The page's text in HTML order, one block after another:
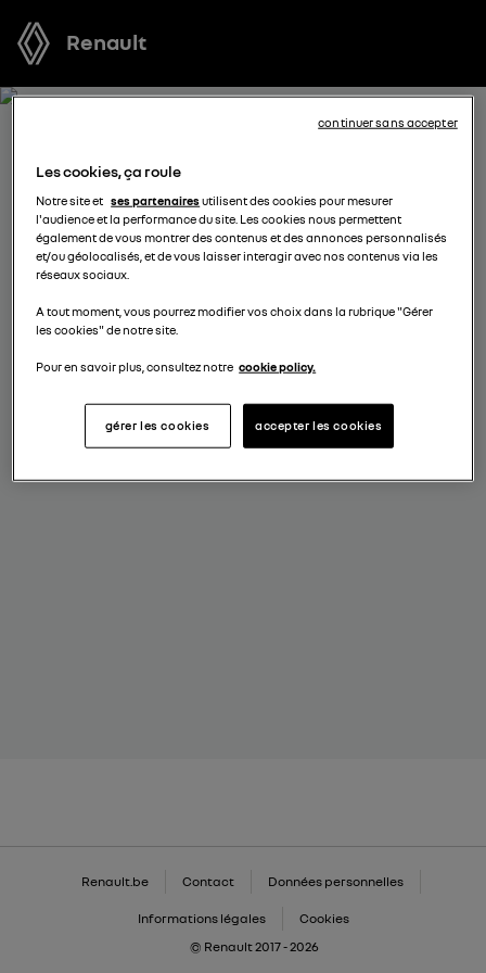
Renault
RECEVEZ GRATUITEMENT
VOTRE OFFRE POUR KANGOO
VAN E-TECH ELECTRIC
proposer l’offre la plus avantageuse, des solutions de
conseiller dans votre projet d’achat.
sélectionnez un distributeur
Renault.be Contact Données personnelles
Informations légales
Cookies
© Renault 2017 - 2026
Les cookies, ça roule
Notre site et ses partenairesutilisent des cookies pour mesurer
l'audience et la performance du site. Les cookies nous permettent
également de vous montrer des contenus et des annonces personnalisés
et/ou géolocalisés, et de vous laisser interagir avec nos contenus via les
réseaux sociaux.
A tout moment, vous pourrez modifier vos choix dans la rubrique "Gérer
les cookies" de notre site.
Pour en savoir plus, consultez notre cookie policy.
accepter les cookies
gérer les cookies
continuer sans accepter